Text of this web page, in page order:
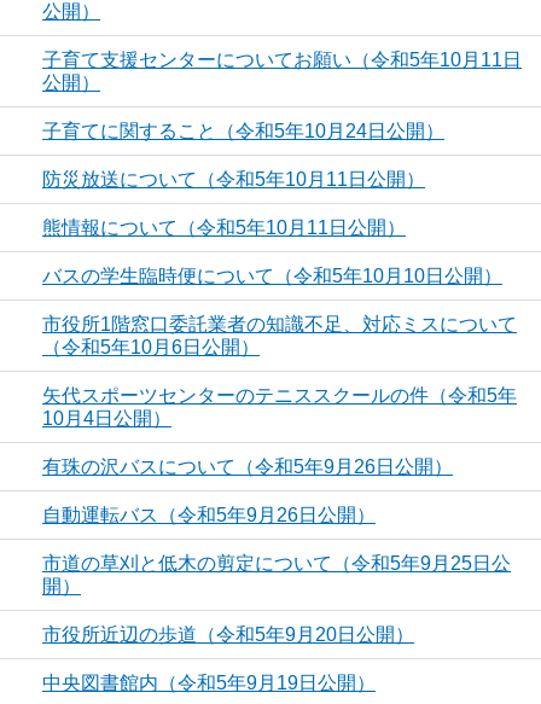
公開）
子育て支援センターについてお願い（令和5年10月11日
公開）
子育てに関すること（令和5年10月24日公開）
防災放送について（令和5年10月11日公開）
熊情報について（令和5年10月11日公開）
バスの学生臨時便について（令和5年10月10日公開）
市役所1階窓口委託業者の知識不足、対応ミスについて
（令和5年10月6日公開）
矢代スポーツセンターのテニススクールの件（令和5年
10月4日公開）
有珠の沢バスについて（令和5年9月26日公開）
自動運転バス（令和5年9月26日公開）
市道の草刈と低木の剪定について（令和5年9月25日公
開）
市役所近辺の歩道（令和5年9月20日公開）
中央図書館内（令和5年9月19日公開）